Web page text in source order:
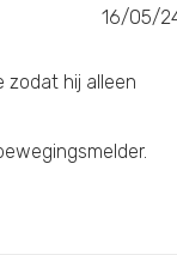
zodat hij alleen
16/05/